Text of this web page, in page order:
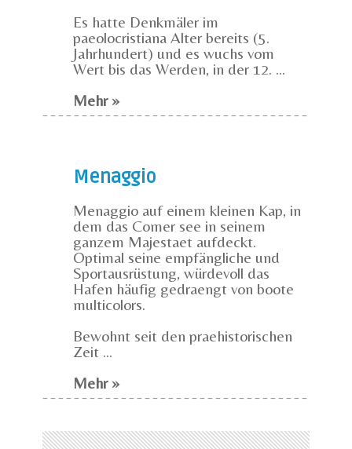
Es hatte Denkmäler im
paeolocristiana Alter bereits (5.
Jahrhundert) und es wuchs vom
Wert bis das Werden, in der 12. ...
Mehr »
Menaggio
Menaggio auf einem kleinen Kap, in
dem das Comer see in seinem
ganzem Majestaet aufdeckt.
Optimal seine empfängliche und
Sportausrüstung, würdevoll das
Hafen häufig gedraengt von boote
multicolors.
Bewohnt seit den praehistorischen
Zeit ...
Mehr »